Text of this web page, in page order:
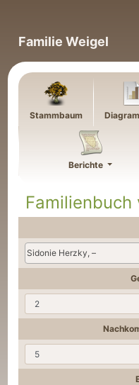
Familie Weigel
Stammbaum
Berichte
Familienbuch
Sidonie Herzky, –